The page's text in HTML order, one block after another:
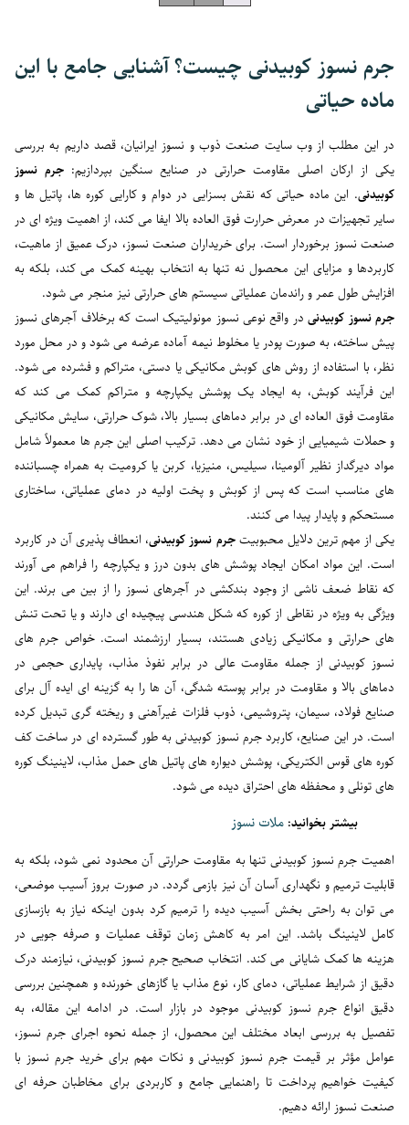
جرم نسوز کوبیدنی چیست؟ آشنایی جامع با این
ماده حیاتی
در این مطلب از وب سایت صنعت ذوب و نسوز ایرانیان، قصد داریم به بررسی
یکی از ارکان اصلی مقاومت حرارتی در صنایع سنگین بپردازیم: جرم نسوز
کوبیدنی. این ماده حیاتی که نقش بسزایی در دوام و کارایی کوره ها، پاتیل ها و
سایر تجهیزات در معرض حرارت فوق العاده بالا ایفا می کند، از اهمیت ویژه ای در
صنعت نسوز برخوردار است. برای خریداران صنعت نسوز، درک عمیق از ماهیت،
کاربردها و مزایای این محصول نه تنها به انتخاب بهینه کمک می کند، بلکه به
افزایش طول عمر و راندمان عملیاتی سیستم های حرارتی نیز منجر می شود.
جرم نسوز کوبیدنیدر واقع نوعی نسوز مونولیتیک است که برخلاف آجرهای نسوز
پیش ساخته، به صورت پودر یا مخلوط نیمه آماده عرضه می شود و در محل مورد
نظر، با استفاده از روش های کوبش مکانیکی یا دستی، متراکم و فشرده می شود.
این فرآیند کوبش، به ایجاد یک پوشش یکپارچه و متراکم کمک می کند که
مقاومت فوق العاده ای در برابر دماهای بسیار بالا، شوک حرارتی، سایش مکانیکی
و حملات شیمیایی از خود نشان می دهد. ترکیب اصلی این جرم ها معمولاً شامل
مواد دیرگداز نظیر آلومینا، سیلیس، منیزیا، کربن یا کرومیت به همراه چسباننده
های مناسب است که پس از کوبش و پخت اولیه در دمای عملیاتی، ساختاری
مستحکم و پایدار پیدا می کنند.
یکی از مهم ترین دلایل محبوبیتجرم نسوز کوبیدنی، انعطاف پذیری آن در کاربرد
است. این مواد امکان ایجاد پوشش های بدون درز و یکپارچه را فراهم می آورند
که نقاط ضعف ناشی از وجود بندکشی در آجرهای نسوز را از بین می برند. این
ویژگی به ویژه در نقاطی از کوره که شکل هندسی پیچیده ای دارند و یا تحت تنش
های حرارتی و مکانیکی زیادی هستند، بسیار ارزشمند است. خواص جرم های
نسوز کوبیدنی از جمله مقاومت عالی در برابر نفوذ مذاب، پایداری حجمی در
دماهای بالا و مقاومت در برابر پوسته شدگی، آن ها را به گزینه ای ایده آل برای
صنایع فولاد، سیمان، پتروشیمی، ذوب فلزات غیرآهنی و ریخته گری تبدیل کرده
است. در این صنایع، کاربرد جرم نسوز کوبیدنی به طور گسترده ای در ساخت کف
کوره های قوس الکتریکی، پوشش دیواره های پاتیل های حمل مذاب، لاینینگ کوره
های تونلی و محفظه های احتراق دیده می شود.
بیشتر بخوانید: ملات نسوز
اهمیت جرم نسوز کوبیدنی تنها به مقاومت حرارتی آن محدود نمی شود، بلکه به
قابلیت ترمیم و نگهداری آسان آن نیز بازمی گردد. در صورت بروز آسیب موضعی،
می توان به راحتی بخش آسیب دیده را ترمیم کرد بدون اینکه نیاز به بازسازی
کامل لاینینگ باشد. این امر به کاهش زمان توقف عملیات و صرفه جویی در
هزینه ها کمک شایانی می کند. انتخاب صحیح جرم نسوز کوبیدنی، نیازمند درک
دقیق از شرایط عملیاتی، دمای کار، نوع مذاب یا گازهای خورنده و همچنین بررسی
دقیق انواع جرم نسوز کوبیدنی موجود در بازار است. در ادامه این مقاله، به
تفصیل به بررسی ابعاد مختلف این محصول، از جمله نحوه اجرای جرم نسوز،
عوامل مؤثر بر قیمت جرم نسوز کوبیدنی و نکات مهم برای خرید جرم نسوز با
کیفیت خواهیم پرداخت تا راهنمایی جامع و کاربردی برای مخاطبان حرفه ای
صنعت نسوز ارائه دهیم.